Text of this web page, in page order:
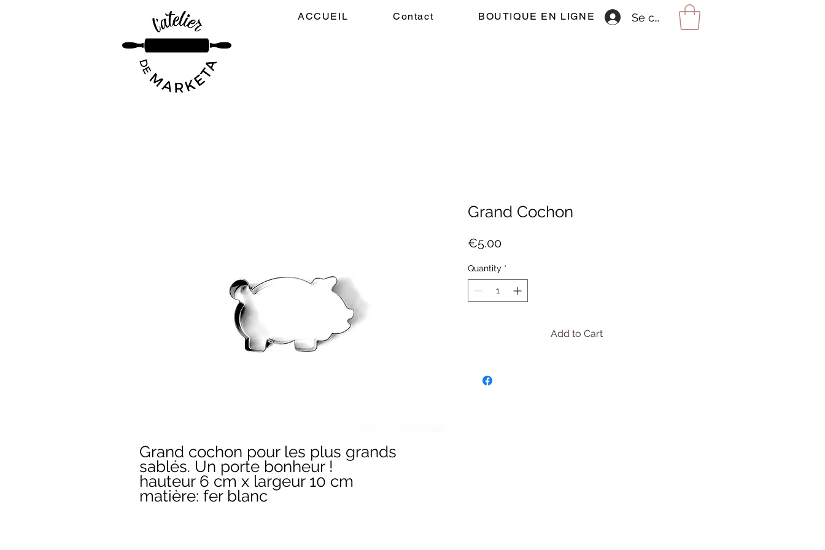
ACCUEIL Contact BOUTIQUE EN LIGNE Se connecter
Grand cochon pour les plus grands
sablés. Un porte bonheur !
hauteur 6 cm x largeur 10 cm
matière: fer blanc
Grand Cochon
€5.00Price
Quantity *
Add to Cart